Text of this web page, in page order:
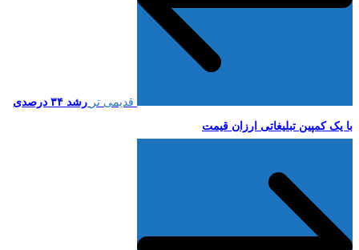
قدیمی تر
رشد ۳۴ درصدی
با یک کمپین تبلیغاتی ارزان قیمت